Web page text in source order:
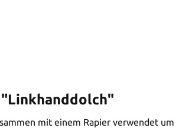
mit einem Rapier verwendet